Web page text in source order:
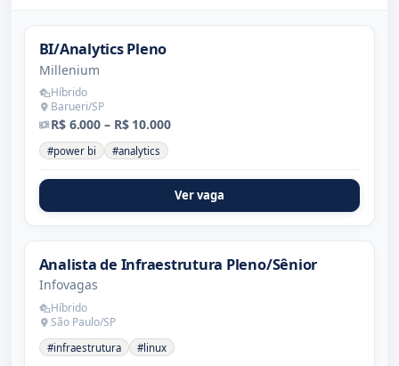
BI/Analytics Pleno
Millenium
Híbrido
Barueri/SP
R$ 6.000 – R$ 10.000
#power bi #analytics
Ver vaga
Analista de Infraestrutura Pleno/Sênior
Infovagas
Híbrido
São Paulo/SP
#infraestrutura #linux